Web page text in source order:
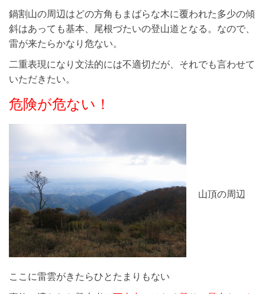
鍋割山の周辺はどの方角もまばらな木に覆われた多少の傾
斜はあっても基本、尾根づたいの登山道となる。なので、
雷が来たらかなり危ない。
二重表現になり文法的には不適切だが、それでも言わせて
いただきたい。
危険が危ない！
山頂の周辺
ここに雷雲がきたらひとたまりもない